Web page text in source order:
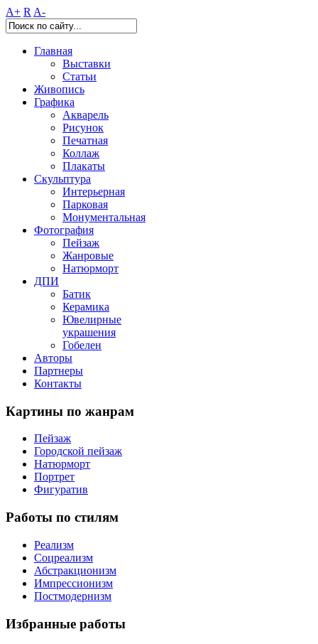
A+ R A-
Главная
Выставки
Статьи
Живопись
Графика
Акварель
Рисунок
Печатная
Коллаж
Плакаты
Скульптура
Интерьерная
Парковая
Монументальная
Фотография
Пейзаж
Жанровые
Натюрморт
ДПИ
Батик
Керамика
Ювелирные
украшения
Гобелен
Авторы
Партнеры
Контакты
Картины по жанрам
Пейзаж
Городской пейзаж
Натюрморт
Портрет
Фигуратив
Работы по стилям
Реализм
Соцреализм
Абстракционизм
Импрессионизм
Постмодернизм
Избранные работы